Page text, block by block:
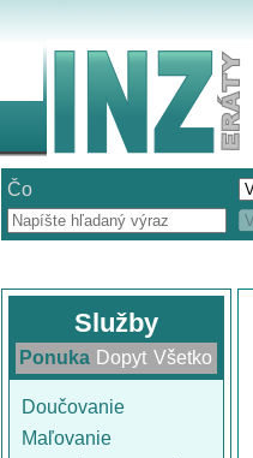
Čo
Služby
Ponuka Dopyt Všetko
Doučovanie
Maľovanie